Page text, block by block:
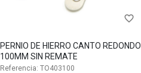
favorite_border
PERNIO DE HIERRO CANTO REDONDO
100MM SIN REMATE
Referencia: TO403100